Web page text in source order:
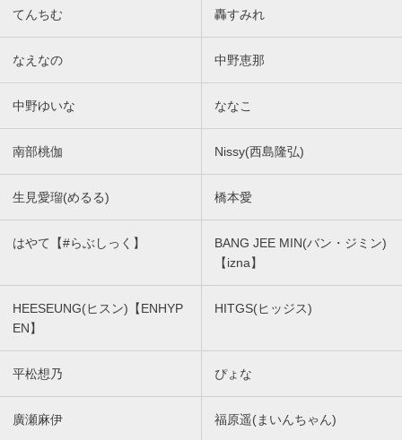
てんちむ 轟すみれ
なえなの 中野恵那
中野ゆいな ななこ
南部桃伽 Nissy(西島隆弘)
生見愛瑠(めるる) 橋本愛
はやて【#らぶしっく】
BANG JEE MIN(バン・ジミン)
【izna】
HEESEUNG(ヒスン)【ENHYP
EN】
HITGS(ヒッジス)
平松想乃 ぴょな
廣瀬麻伊 福原遥(まいんちゃん)